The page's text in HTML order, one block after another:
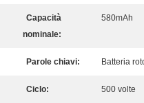
Capacità
nominale:
580mAh
Parole chiavi: Batteria
Ciclo: 500 volte